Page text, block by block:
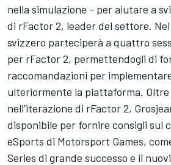
nella simulazione - per aiutare a
di rFactor 2, leader del settore.
svizzero parteciperà a quattro
per rFactor 2, permettendogli di
raccomandazioni per
ulteriormente la piattaforma. Oltre
nell'iterazione di rFactor 2,
disponibile per fornire consigli sul
eSports di Motorsport Games,
Series di grande successo e il